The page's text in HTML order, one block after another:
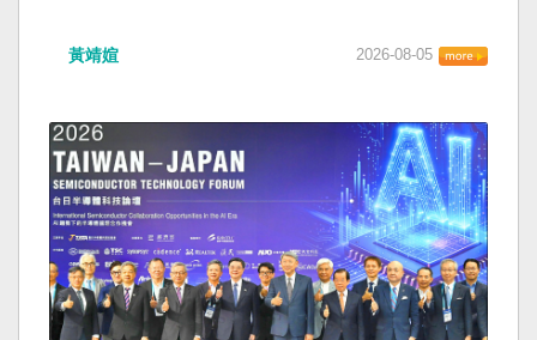
黃靖媗 2026-08-05